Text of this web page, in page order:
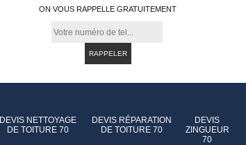
ON VOUS RAPPELLE GRATUITEMENT
DEVIS NETTOYAGE
DE TOITURE 70
DEVIS RÉPARATION
DE TOITURE 70
DEVIS
ZINGUEUR
70